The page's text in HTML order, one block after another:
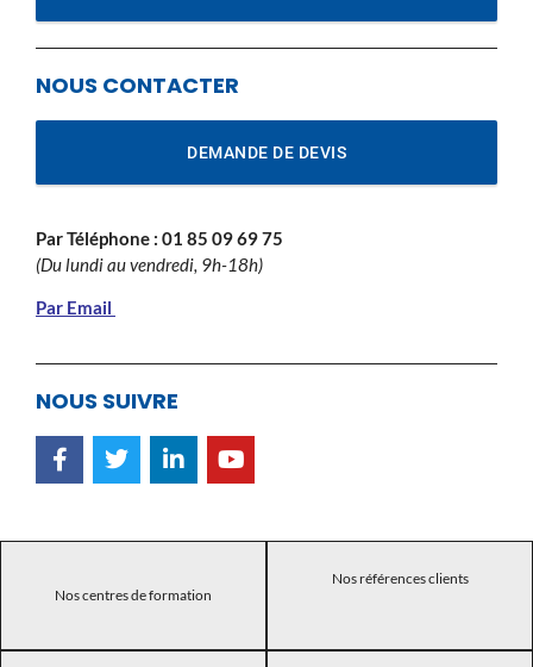
NOUS CONTACTER
DEMANDE DE DEVIS
Par Téléphone : 01 85 09 69 75
(Du lundi au vendredi, 9h-18h)
Par Email
NOUS SUIVRE
Nos centres de formation
Nos références clients